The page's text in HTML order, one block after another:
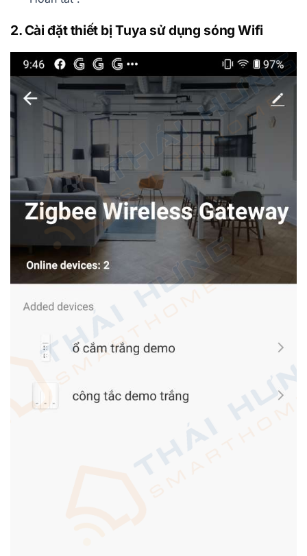
2. Cài đặt thiết bị Tuya sử dụng sóng Wifi